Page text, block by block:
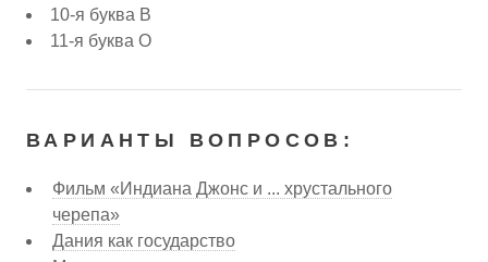
10-я буква В
11-я буква О
ВАРИАНТЫ ВОПРОСОВ:
Фильм «Индиана Джонс и ... хрустального
черепа»
Дания как государство